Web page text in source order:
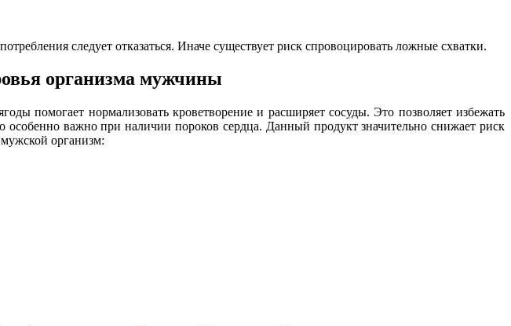
следует отказаться. Иначе существует риск спровоцировать ложные схватки.
организма мужчины
помогает нормализовать кроветворение и расширяет сосуды. Это позволяет избежать
важно при наличии пороков сердца. Данный продукт значительно снижает риск
организм: